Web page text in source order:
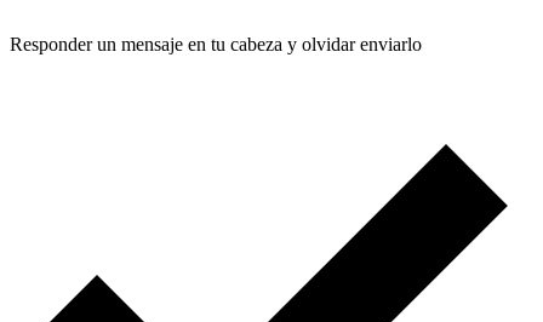
Responder un mensaje en tu cabeza y olvidar enviarlo